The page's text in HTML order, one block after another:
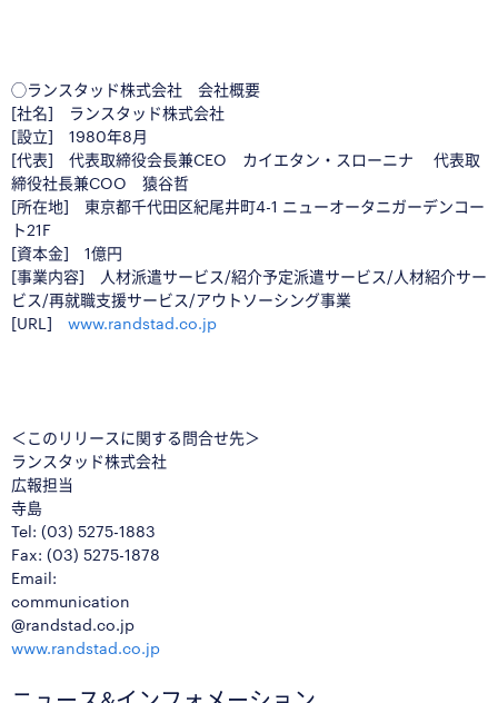
◯ランスタッド株式会社 会社概要
[社名] ランスタッド株式会社
[設立] 1980年8月
[代表] 代表取締役会長兼CEO カイエタン・スローニナ 代表取
締役社長兼COO 猿谷哲
[所在地] 東京都千代田区紀尾井町4-1 ニューオータニガーデンコー
ト21F
[資本金] 1億円
[事業内容] 人材派遣サービス/紹介予定派遣サービス/人材紹介サー
ビス/再就職支援サービス/アウトソーシング事業
[URL] www.randstad.co.jp
＜このリリースに関する問合せ先＞
ランスタッド株式会社
広報担当
寺島
Tel: (03) 5275-1883
Fax: (03) 5275-1878
Email:
communication
@randstad.co.jp
www.randstad.co.jp